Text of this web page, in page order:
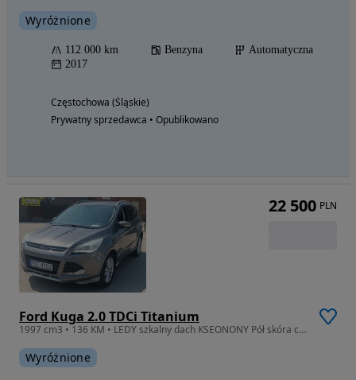
Wyróżnione
112 000 km Benzyna
Automatyczna
2017
Częstochowa (Śląskie)
Prywatny sprzedawca • Opublikowano
Ford Kuga 2.0 TDCi Titanium
1997 cm3 • 136 KM • LEDY szkalny dach KSEONONY Pół skóra czujniki parkowania
Wyróżnione
22 500 PLN